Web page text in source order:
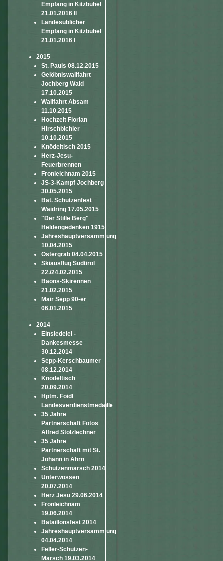
Empfang in Kitzbühel
21.01.2016 II
Landesüblicher
Empfang in Kitzbühel
21.01.2016 I
2015
St. Pauls 08.12.2015
Gelöbniswallfahrt
Jochberg Wald
17.10.2015
Wallfahrt Absam
11.10.2015
Hochzeit Florian
Hirschbichler
10.10.2015
Knödeltisch 2015
Herz-Jesu-
Feuerbrennen
Fronleichnam 2015
JS-3-Kampf Jochberg
30.05.2015
Bat. Schützenfest
Waidring 17.05.2015
"Der Stille Berg"
Heldengedenken 1915
Jahreshauptversammlung
10.04.2015
Ostergrab 04.04.2015
Skiausflug Südtirol
22./24.02.2015
Baons-Skirennen
21.02.2015
Mair Sepp 90-er
06.01.2015
2014
Einsiedelei -
Dankesmesse
30.12.2014
Sepp-Kerschbaumer
08.12.2014
Knödeltisch
20.09.2014
Hptm. Foidl
Landesverdienstmedaille
35 Jahre
Partnerschaft Fotos
Alfred Stolzlechner
35 Jahre
Partnerschaft mit St.
Johann in Ahrn
Schützenmarsch 2014
Unterwössen
20.07.2014
Herz Jesu 29.06.2014
Fronleichnam
19.06.2014
Bataillonsfest 2014
Jahreshauptversammlung
04.04.2014
Feller-Schützen-
Marsch 19.03.2014